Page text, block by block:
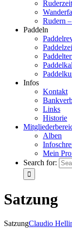
Rudern
Paddeln
Infos
Kontakt
Links
Historie
Alben
Mein
Search for:
Satzung
SatzungClaudio